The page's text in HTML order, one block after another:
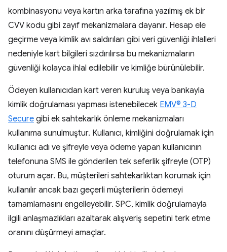
kombinasyonu veya kartın arka tarafına yazılmış ek bir
CVV kodu gibi zayıf mekanizmalara dayanır. Hesap ele
geçirme veya kimlik avı saldırıları gibi veri güvenliği ihlalleri
nedeniyle kart bilgileri sızdırılırsa bu mekanizmaların
güvenliği kolayca ihlal edilebilir ve kimliğe bürünülebilir.
Ödeyen kullanıcıdan kart veren kuruluş veya bankayla
kimlik doğrulaması yapması istenebilecek EMV® 3-D
Secure gibi ek sahtekarlık önleme mekanizmaları
kullanıma sunulmuştur. Kullanıcı, kimliğini doğrulamak için
kullanıcı adı ve şifreyle veya ödeme yapan kullanıcının
telefonuna SMS ile gönderilen tek seferlik şifreyle (OTP)
oturum açar. Bu, müşterileri sahtekarlıktan korumak için
kullanılır ancak bazı geçerli müşterilerin ödemeyi
tamamlamasını engelleyebilir. SPC, kimlik doğrulamayla
ilgili anlaşmazlıkları azaltarak alışveriş sepetini terk etme
oranını düşürmeyi amaçlar.